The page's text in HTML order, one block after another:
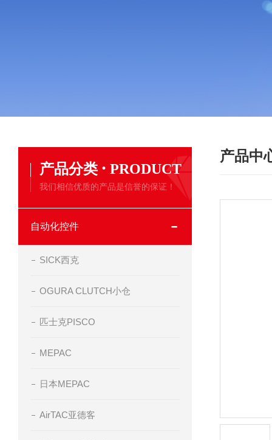
产品分类 · PRODUCT
我们相信优质的产品是信誉的保证！
自动化控件
SICK西克
OGURA CLUTCH小仓
匹士克PISCO
MEPAC
日本MEPAC
AirTAC亚德客
产品中